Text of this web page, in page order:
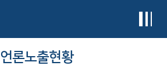
언론노출현황